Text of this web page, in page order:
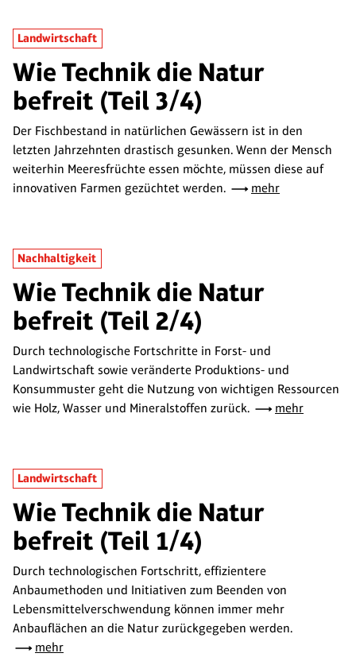
Landwirtschaft
Wie Technik die Natur
befreit (Teil 3/4)
Der Fischbestand in natürlichen Gewässern ist in den
letzten Jahrzehnten drastisch gesunken. Wenn der Mensch
weiterhin Meeresfrüchte essen möchte, müssen diese auf
innovativen Farmen gezüchtet werden.
mehr
Nachhaltigkeit
Wie Technik die Natur
befreit (Teil 2/4)
Durch technologische Fortschritte in Forst- und
Landwirtschaft sowie veränderte Produktions- und
Konsummuster geht die Nutzung von wichtigen Ressourcen
wie Holz, Wasser und Mineralstoffen zurück.
mehr
Landwirtschaft
Wie Technik die Natur
befreit (Teil 1/4)
Durch technologischen Fortschritt, effizientere
Anbaumethoden und Initiativen zum Beenden von
Lebensmittelverschwendung können immer mehr
Anbauflächen an die Natur zurückgegeben werden.
mehr